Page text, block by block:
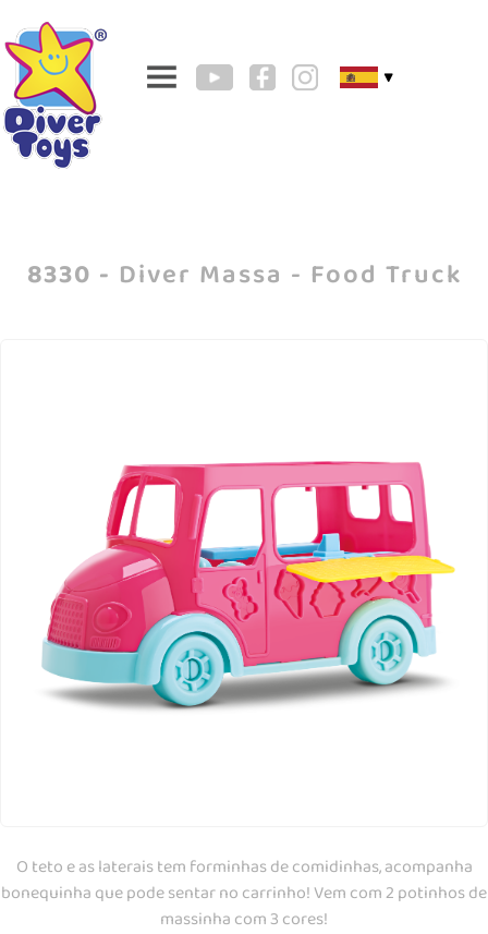
▼
8330 - Diver Massa - Food Truck
O teto e as laterais tem forminhas de comidinhas, acompanha
bonequinha que pode sentar no carrinho! Vem com 2 potinhos de
massinha com 3 cores!